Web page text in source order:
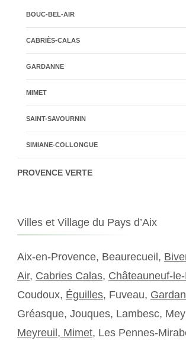
BOUC-BEL-AIR
CABRIÈS-CALAS
GARDANNE
MIMET
SAINT-SAVOURNIN
SIMIANE-COLLONGUE
PROVENCE VERTE
Villes et Village du Pays d’Aix
Aix-en-Provence, Beaurecueil,
Air, Cabries Calas, Châteauneuf-
Coudoux, Éguilles, Fuveau,
Gréasque, Jouques, Lambesc,
Meyreuil, Mimet, Les Pennes-